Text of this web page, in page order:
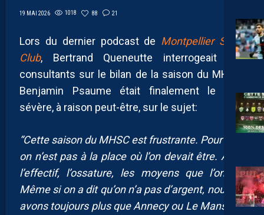
19 MAI 2026 1018 88 21
Lors du dernier podcast de Montpellier Sport
Club, Bertrand Queneutte interrogeait ses
consultants sur le bilan de la saison du MHSC.
Benjamin Psaume était finalement le plus
sévère, à raison peut-être, sur le sujet:
“Cette saison du MHSC est frustrante. Pour moi,
on n’est pas à la place où l’on devait être. Avec
l’effectif, l’ossature, les moyens que l’on a…
Même si on a dit qu’on n’a pas d’argent, nous en
avons toujours plus que Annecy ou Le Mans. On